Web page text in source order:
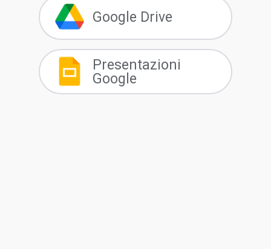
Google Drive
Presentazioni
Google